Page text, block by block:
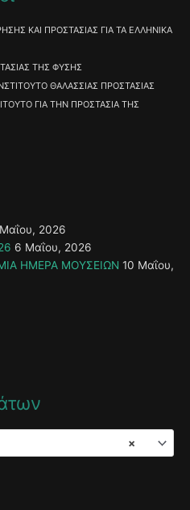
ΚΑΙ ΠΡΟΣΤΑΣΙΑΣ ΓΙΑ ΤΑ ΕΛΛΗΝΙΚΑ
ΤΗΣ ΦΥΣΗΣ
ΘΑΛΑΣΣΙΑΣ ΠΡΟΣΤΑΣΙΑΣ
ΓΙΑ ΤΗΝ ΠΡΟΣΤΑΣΙΑ ΤΗΣ
2026
6 Μαΐου, 2026
ΗΜΕΡΑ ΜΟΥΣΕΙΩΝ 10 Μαΐου,
×